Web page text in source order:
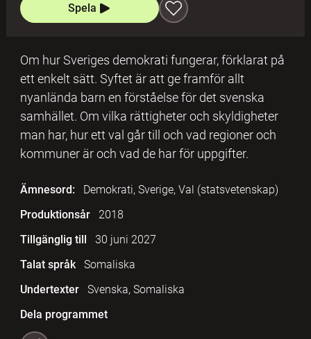
Spela
Om hur Sveriges demokrati fungerar, förklarat på
ett enkelt sätt. Syftet är att ge framför allt
nyanlända barn en förståelse för det svenska
samhället. Om vilka rättigheter och skyldigheter
man har, hur ett val går till och vad regioner och
kommuner är och vad de har för uppgifter.
Ämnesord:
Demokrati, Sverige, Val (statsvetenskap)
Produktionsår
2018
Tillgänglig till
30 juni 2027
Talat språk
Somaliska
Undertexter
Svenska, Somaliska
Dela programmet